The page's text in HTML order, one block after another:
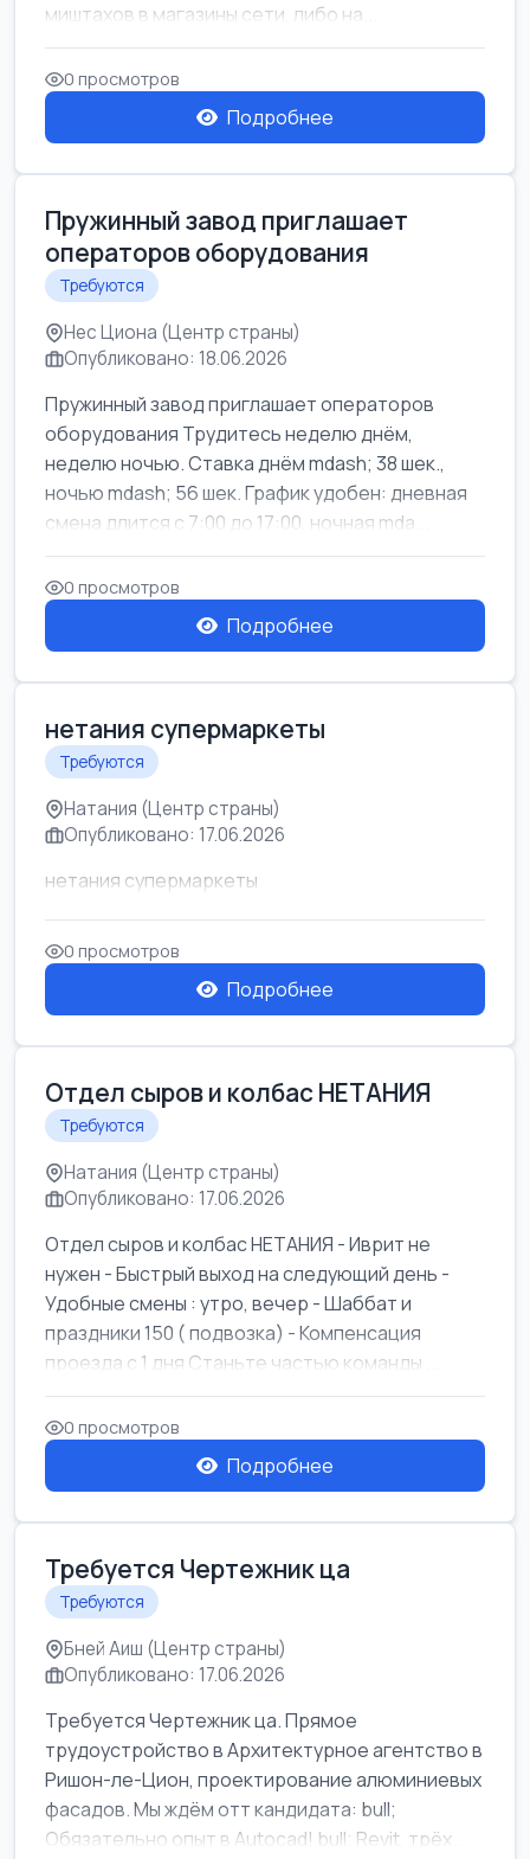
миштахов в магазины сети, либо на...
0 просмотров
Подробнее
Пружинный завод приглашает
операторов оборудования
Требуются
Нес Циона (Центр страны)
Опубликовано: 18.06.2026
Пружинный завод приглашает операторов
оборудования Трудитесь неделю днём,
неделю ночью. Ставка днём mdash; 38 шек.,
ночью mdash; 56 шек. График удобен: дневная
смена длится с 7:00 до 17:00, ночная mda...
0 просмотров
Подробнее
нетания супермаркеты
Требуются
Натания (Центр страны)
Опубликовано: 17.06.2026
нетания супермаркеты
0 просмотров
Подробнее
Отдел сыров и колбас НЕТАНИЯ
Требуются
Натания (Центр страны)
Опубликовано: 17.06.2026
Отдел сыров и колбас НЕТАНИЯ - Иврит не
нужен - Быстрый выход на следующий день -
Удобные смены : утро, вечер - Шаббат и
праздники 150 ( подвозка) - Компенсация
проезда с 1 дня Станьте частью команды ...
0 просмотров
Подробнее
Требуется Чертежник ца
Требуются
Бней Аиш (Центр страны)
Опубликовано: 17.06.2026
Требуется Чертежник ца. Прямое
трудоустройство в Архитектурное агентство в
Ришон-ле-Цион, проектирование алюминиевых
фасадов. Мы ждём отт кандидата: bull;
Обязательно опыт в Autocad! bull; Revit, трёх...